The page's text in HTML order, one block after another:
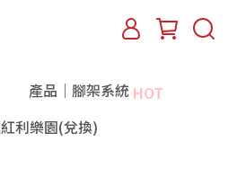
產品｜腳架系統HOT
利樂園(兌換)